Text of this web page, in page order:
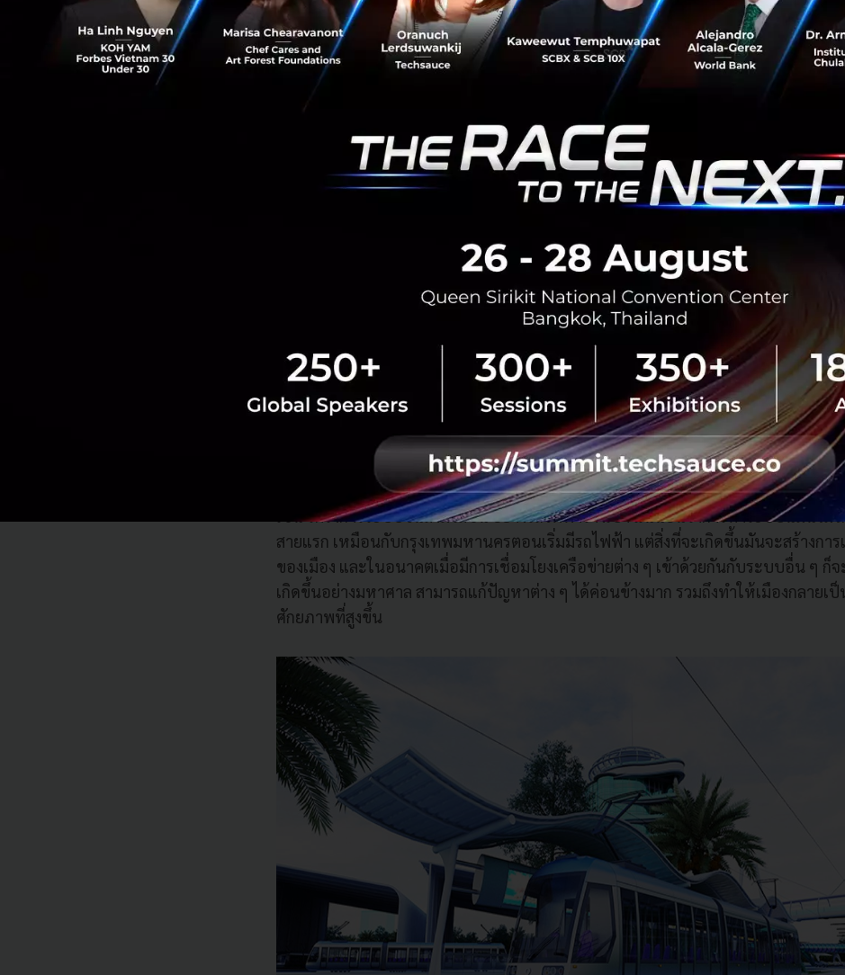
Smart City เป็นโครงการที่ถูกคิดมาแล้วว่าให้มีครบในทุก
นั้นขอนแก่นจึงใช้โมเดลนี้ เพราะว่าจะได้ไม่ขาดอะไรไป และที่
ได้ทิ้งใครไว้ข้างหลัง ซึ่งก็จะมีเรื่องของคนและสิ่งแวดล้อมเข้ามา
ด้วย นี่ก็เลยเป็นที่มาของโครงการนี้
รูปแบบการดำเนินงานเป็นอย่างไร
จริง ๆ ก็คล้ายกับสิ่งที่เรียกว่า Social Enterprise นั่นคือ การทำธุรกิจที่สามารถช่วยแก้ปัญ
ตามคอนเซ็ปต์หลักของเรา คือ การช่วยพัฒนาเมือง ซึ่งอย่างที่บอกว่าไม่ได้ไปทำธุรกิจ
เมือง แต่สิ่งที่ทำ คือ สิ่งที่คนเมืองต้องการ และเกิดประโยชน์กับคนหมู่มาก ไม่ใช่เกิดประ
เช่น โครงการระบบขนส่งมวลชน อย่างรถไฟฟ้ารางเบา แน่นอนว่าการทำระบบนี้มันไม่ไ
สายแรก เหมือนกับกรุงเทพมหานครตอนเริ่มมีรถไฟฟ้า แต่สิ่งที่จะเกิดขึ้นมันจะสร้างกา
ของเมือง และในอนาคตเมื่อมีการเชื่อมโยงเครือข่ายต่าง ๆ เข้าด้วยกันกับระบบอื่น ๆ ก็
เกิดขึ้นอย่างมหาศาล สามารถแก้ปัญหาต่าง ๆ ได้ค่อนข้างมาก รวมถึงทำให้เมืองกลายเป็
ศักยภาพที่สูงขึ้น